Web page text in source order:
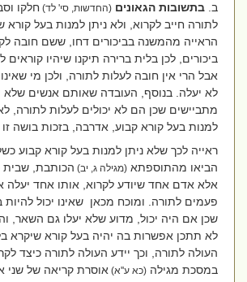
ב.בתשובות הגאונים (החדשות, סי' לד)חלקו
לתורה חייב לקרוא, ולא ניתן למנות בעל קורא
הראייה מהמשנה בביכורים דחו, ששם חובה
ביכורים, לכן בלית ברירה תיקנו שיהיו קוראים
אבל הרי אין חובה לעלות לתורה, ולכן מי שאינו
לא יעלה. בנוסף, העובדה שאותם אנשים שלא
מתביישים שכן הם לא יכולים לעלות לתורה, לא
למנות בעל קורא קבוע, אדרבה, בזכות בושה זו
ראייה לכך שלא ניתן למנות בעל קורא קבוע
הביאו מהתוספתא(מגילה ג, יב)הכותבת, שבית
אלא אדם אחד שיודע לקרוא, אותו אחד יעלה
פעמים לתורה. ומוכח מכאן שאינו יכול להיות
שכן אם היה יכול, מדוע שלא יעלו גם השאר,
לא תתכן אפשרות בה יהיה בעל קורא שיקרא
העולה לתורה, וכך יידע העולה לתורה כיצד
במסכת מגילה(כא ע''א)אוסרת קריאה של שני